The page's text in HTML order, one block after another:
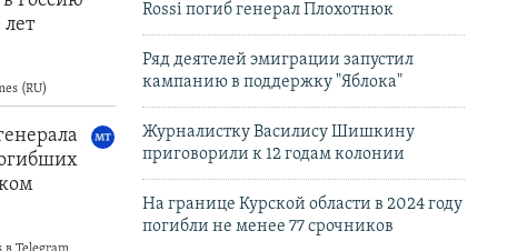
Rossi погиб генерал Плохотнюк
Ряд деятелей эмиграции запустил
кампанию в поддержку "Яблока"
Журналистку Василису Шишкину
приговорили к 12 годам колонии
На границе Курской области в 2024 году
погибли не менее 77 срочников